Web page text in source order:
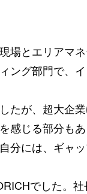
場とエリアマ
ング部門で、
たが、超大企
感じる部分も
分には、ギャ
でした。